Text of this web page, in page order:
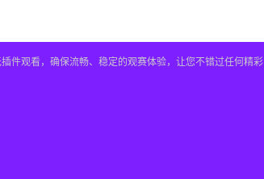
件观看，确保流畅、稳定的观赛体验，让您不错过任何精彩